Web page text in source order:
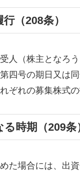
（208条）
人（株主となろ
四号の期日又は
ぞれの募集株式
時期（209条
た場合には、出